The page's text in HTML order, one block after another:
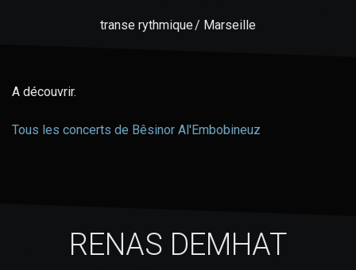
transe rythmique / Marseille
A découvrir.
Tous les concerts de Bêsinor Al'Embobineuz
RENAS DEMHAT